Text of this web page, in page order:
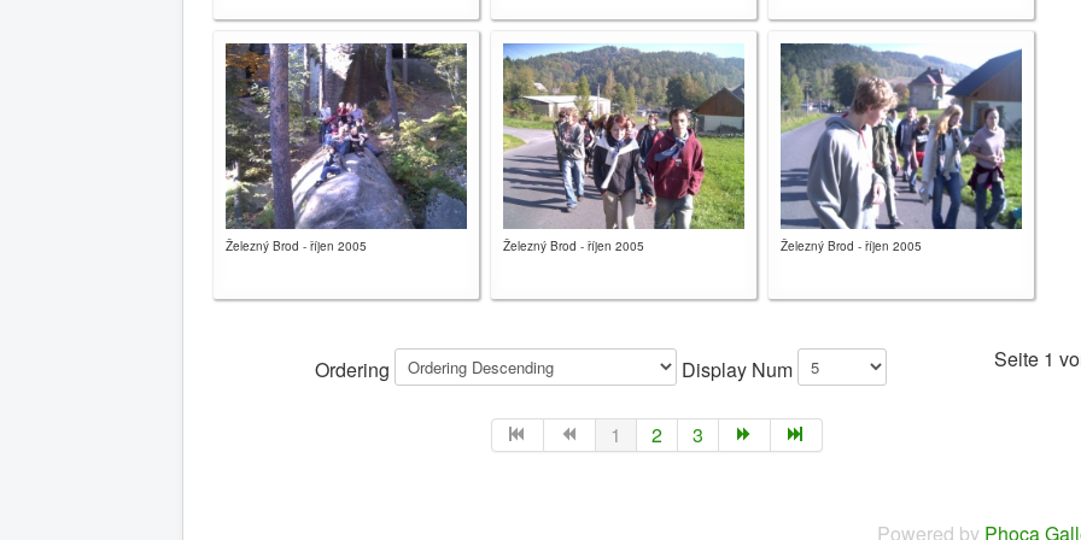
Železný Brod - říjen 2005 Železný Brod - říjen 2005 Železný Brod - říjen 2005
Ordering Display Num Seite 1
1 2 3
Powered by Phoca